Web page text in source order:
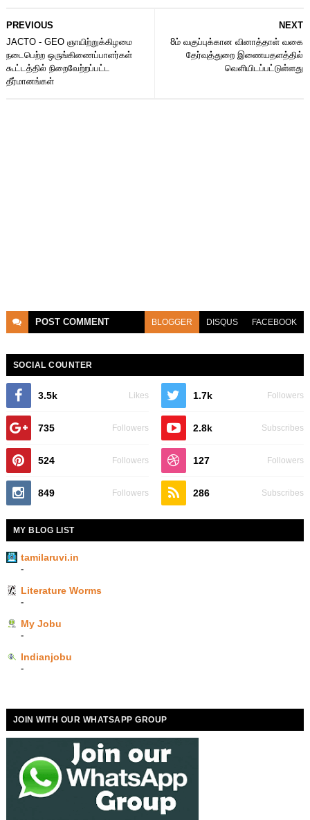
NEXT
8ம் வகுப்புக்கான வினாத்தாள் வகை
தேர்வுத்துறை இணையதளத்தில்
வெளியிடப்பட்டுள்ளது
PREVIOUS
JACTO - GEO ஞாயிற்றுக்கிழமை
நடைபெற்ற ஒருங்கிணைப்பாளர்கள்
கூட்டத்தில் நிறைவேற்றப்பட்ட
தீர்மானங்கள்
POST COMMENT BLOGGER DISQUS FACEBOOK
SOCIAL COUNTER
3.5k Likes 1.7k Followers
735 Followers 2.8k Subscribes
524 Followers 127 Followers
849 Followers 286 Subscribes
MY BLOG LIST
tamilaruvi.in
-
Literature Worms
-
My Jobu
-
Indianjobu
-
JOIN WITH OUR WHATSAPP GROUP